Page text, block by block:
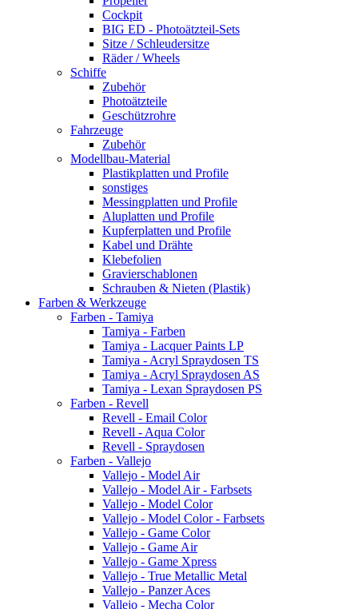
Cockpit
BIG ED - Photoätzteil-Sets
Sitze / Schleudersitze
Räder / Wheels
Schiffe
Zubehör
Photoätzteile
Geschützrohre
Fahrzeuge
Zubehör
Modellbau-Material
Plastikplatten und Profile
sonstiges
Messingplatten und Profile
Aluplatten und Profile
Kupferplatten und Profile
Kabel und Drähte
Klebefolien
Gravierschablonen
Schrauben & Nieten (Plastik)
Farben & Werkzeuge
Farben - Tamiya
Tamiya - Farben
Tamiya - Lacquer Paints LP
Tamiya - Acryl Spraydosen TS
Tamiya - Acryl Spraydosen AS
Tamiya - Lexan Spraydosen PS
Farben - Revell
Revell - Email Color
Revell - Aqua Color
Revell - Spraydosen
Farben - Vallejo
Vallejo - Model Air
Vallejo - Model Air - Farbsets
Vallejo - Model Color
Vallejo - Model Color - Farbsets
Vallejo - Game Color
Vallejo - Game Air
Vallejo - Game Xpress
Vallejo - True Metallic Metal
Vallejo - Panzer Aces
Vallejo - Mecha Color